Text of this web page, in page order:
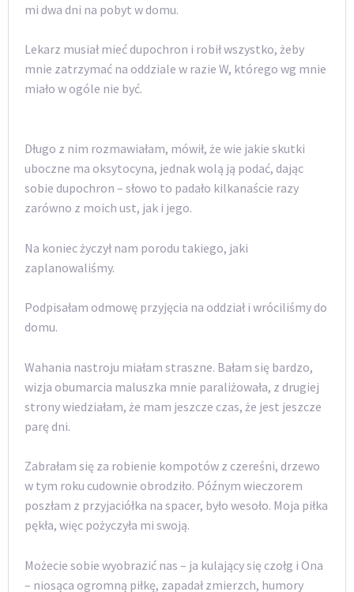
mi dwa dni na pobyt w domu.
Lekarz musiał mieć dupochron i robił wszystko, żeby
mnie zatrzymać na oddziale w razie W, którego wg mnie
miało w ogóle nie być.
Długo z nim rozmawiałam, mówił, że wie jakie skutki
uboczne ma oksytocyna, jednak wolą ją podać, dając
sobie dupochron – słowo to padało kilkanaście razy
zarówno z moich ust, jak i jego.
Na koniec życzył nam porodu takiego, jaki
zaplanowaliśmy.
Podpisałam odmowę przyjęcia na oddział i wróciliśmy do
domu.
Wahania nastroju miałam straszne. Bałam się bardzo,
wizja obumarcia maluszka mnie paraliżowała, z drugiej
strony wiedziałam, że mam jeszcze czas, że jest jeszcze
parę dni.
Zabrałam się za robienie kompotów z czereśni, drzewo
w tym roku cudownie obrodziło. Późnym wieczorem
poszłam z przyjaciółka na spacer, było wesoło. Moja piłka
pękła, więc pożyczyła mi swoją.
Możecie sobie wyobrazić nas – ja kulający się czołg i Ona
– niosąca ogromną piłkę, zapadał zmierzch, humory